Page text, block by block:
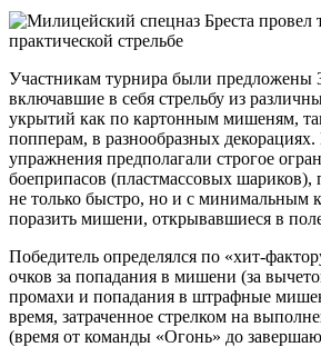
Участникам турнира были предложены
включавшие в себя стрельбу из
укрытий как по картонным мишеням,
попперам, в разнообразных
упражнения предполагали строгое
боеприпасов (пластмассовых
не только быстро, но и с минимальным
поразить мишени, открывавшиеся в
Победитель определялся по «хит-
очков за попадания в мишени (за
промахи и попадания в штрафные
время, затраченное стрелком на
(время от команды «Огонь» до